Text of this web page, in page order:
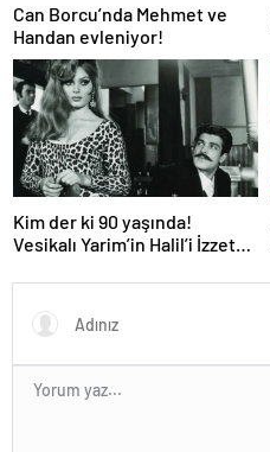
Can Borcu’nda Mehmet ve
Handan evleniyor!
Kim der ki 90 yaşında!
Vesikalı Yarim’in Halil’i İzzet
oldu!